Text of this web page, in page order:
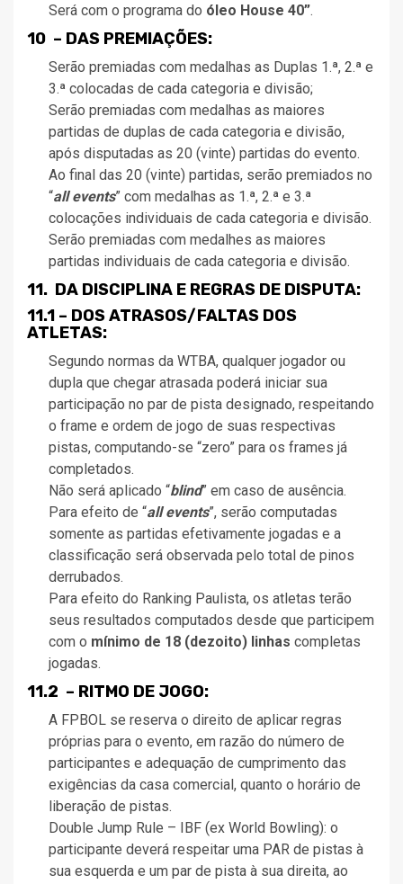
Será com o programa do óleo House 40”.
10 – DAS PREMIAÇÕES:
Serão premiadas com medalhas as Duplas 1.ª, 2.ª e
3.ª colocadas de cada categoria e divisão;
Serão premiadas com medalhas as maiores
partidas de duplas de cada categoria e divisão,
após disputadas as 20 (vinte) partidas do evento.
Ao final das 20 (vinte) partidas, serão premiados no
“all events” com medalhas as 1.ª, 2.ª e 3.ª
colocações individuais de cada categoria e divisão.
Serão premiadas com medalhes as maiores
partidas individuais de cada categoria e divisão.
11. DA DISCIPLINA E REGRAS DE DISPUTA:
11.1 – DOS ATRASOS/FALTAS DOS
ATLETAS:
Segundo normas da WTBA, qualquer jogador ou
dupla que chegar atrasada poderá iniciar sua
participação no par de pista designado, respeitando
o frame e ordem de jogo de suas respectivas
pistas, computando-se “zero” para os frames já
completados.
Não será aplicado “blind” em caso de ausência.
Para efeito de “all events”, serão computadas
somente as partidas efetivamente jogadas e a
classificação será observada pelo total de pinos
derrubados.
Para efeito do Ranking Paulista, os atletas terão
seus resultados computados desde que participem
com o mínimo de 18 (dezoito) linhas completas
jogadas.
11.2 – RITMO DE JOGO:
A FPBOL se reserva o direito de aplicar regras
próprias para o evento, em razão do número de
participantes e adequação de cumprimento das
exigências da casa comercial, quanto o horário de
liberação de pistas.
Double Jump Rule – IBF (ex World Bowling): o
participante deverá respeitar uma PAR de pistas à
sua esquerda e um par de pista à sua direita, ao